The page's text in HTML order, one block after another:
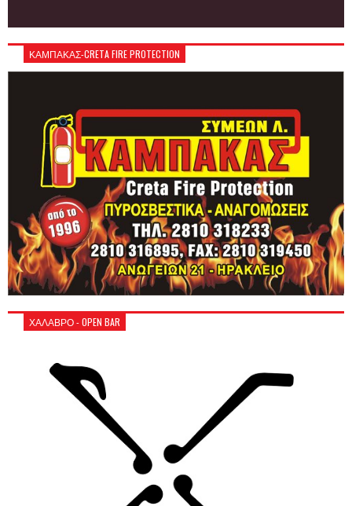
ΚΑΜΠΑΚΑΣ-CRETA FIRE PROTECTION
ΧΑΛΑΒΡΟ - OPEN BAR